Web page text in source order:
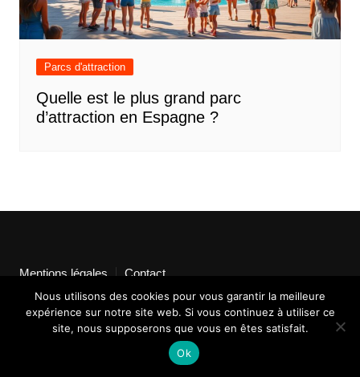
Parcs d'attraction
Quelle est le plus grand parc
d’attraction en Espagne ?
Mentions légales Contact
Nous utilisons des cookies pour vous garantir la meilleure
expérience sur notre site web. Si vous continuez à utiliser ce
site, nous supposerons que vous en êtes satisfait.
Ok